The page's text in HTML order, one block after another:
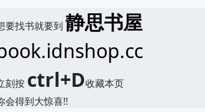
要找书就要到静思书屋
刻按 ctrl+D收藏本页
会得到大惊喜!!